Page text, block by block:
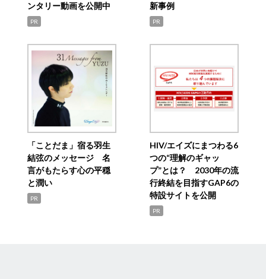
ンタリー動画を公開中
PR
新事例
PR
「ことだま」宿る羽生
結弦のメッセージ 名
言がもたらす心の平穏
と潤い
PR
HIV/エイズにまつわる6
つの“理解のギャッ
プ”とは？ 2030年の流
行終結を目指すGAP6の
特設サイトを公開
PR